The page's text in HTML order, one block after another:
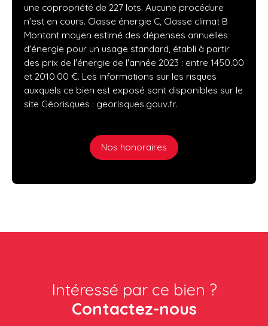
une copropriété de 227 lots. Aucune procédure
n'est en cours. Classe énergie C, Classe climat B
Montant moyen estimé des dépenses annuelles
d'énergie pour un usage standard, établi à partir
des prix de l'énergie de l'année 2023 : entre 1450.00
et 2010.00 €. Les informations sur les risques
auxquels ce bien est exposé sont disponibles sur le
site Géorisques : georisques.gouv.fr.
Nos honoraires
Intéressé par ce bien ?
Contactez-nous